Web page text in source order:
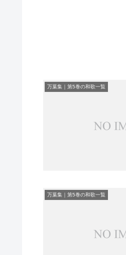
万葉集｜第5巻の和歌一覧
万葉集｜第5巻の和歌一覧